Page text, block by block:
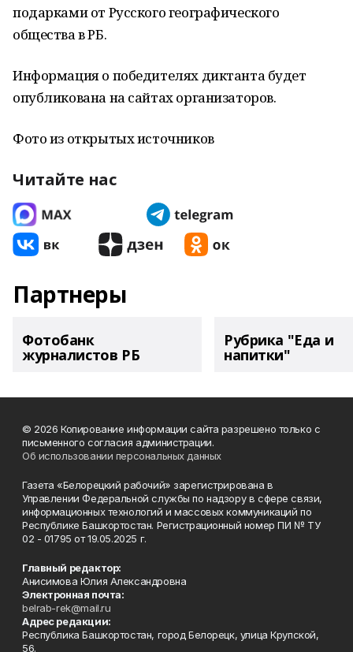
подарками от Русского географического
общества в РБ.
Информация о победителях диктанта будет
опубликована на сайтах организаторов.
Фото из открытых источников
Читайте нас
Партнеры
Фотобанк
журналистов РБ
Рубрика "Еда и
напитки"
© 2026 Копирование информации сайта разрешено только с
письменного согласия администрации.
Об использовании персональных данных
Газета «Белорецкий рабочий» зарегистрирована в
Управлении Федеральной службы по надзору в сфере связи,
информационных технологий и массовых коммуникаций по
Республике Башкортостан. Регистрационный номер ПИ № ТУ
02 - 01795 от 19.05.2025 г.
Главный редактор:
Анисимова Юлия Александровна
Электронная почта:
belrab-rek@mail.ru
Адрес редакции:
Республика Башкортостан, город Белорецк, улица Крупской,
56.